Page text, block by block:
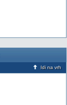
Idi na vrh